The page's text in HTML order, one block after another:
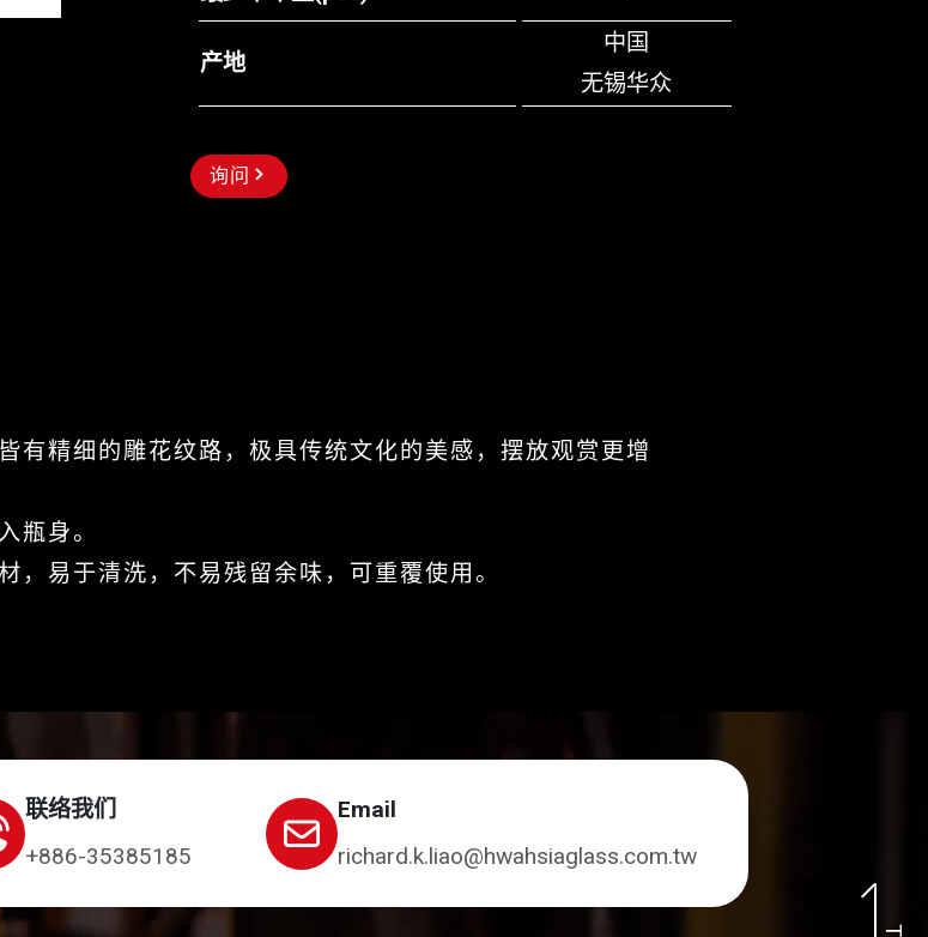
产地
中国
无锡华众
询问
有精细的雕花纹路，极具传统文化的美感，摆放观赏更增
瓶身。
，易于清洗，不易残留余味，可重覆使用。
联络我们
+886-35385185
Email
richard.k.liao@hwahsiaglass.com.tw